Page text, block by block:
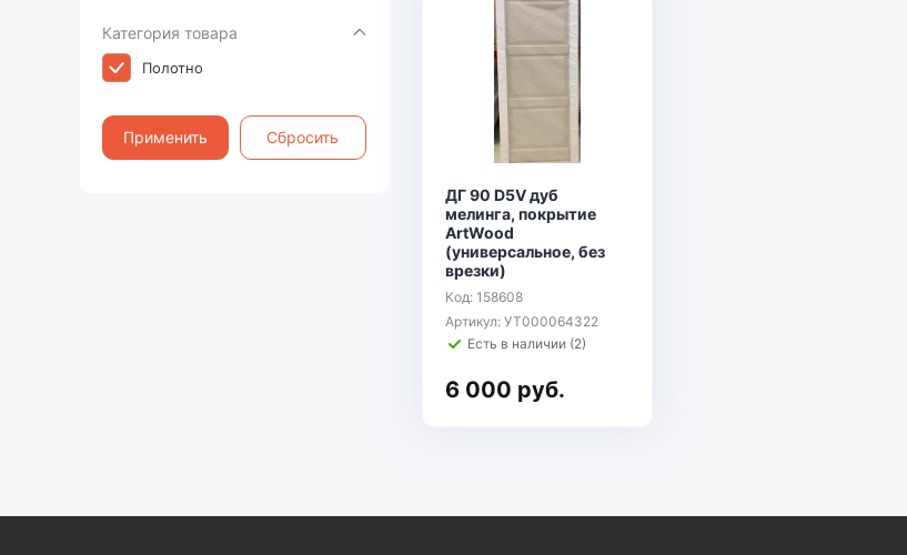
Категория товара
Полотно
Применить Сбросить
ДГ 90 D5V дуб
мелинга, покрытие
ArtWood
(универсальное, без
врезки)
Код: 158608
Артикул: УТ000064322
Есть в наличии (2)
6 000 руб.